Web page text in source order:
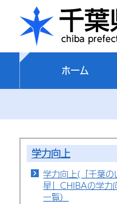
ホーム
学力向上
学力向上(「千葉の
星」CHIBAの学力
一覧）